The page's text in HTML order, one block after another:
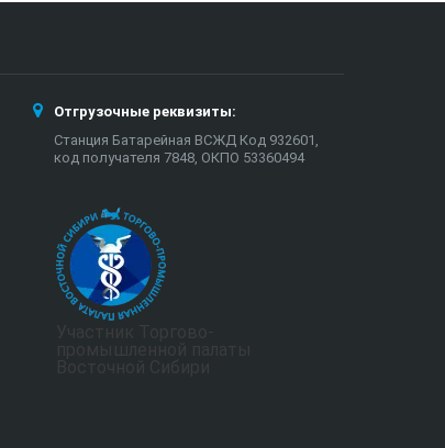
Отгрузочные реквизиты:
Станция Батарейная ВСЖД Код 932601,
код получателя 7848, ОКПО 53360494
Участник Торгово-
промышленной палаты
Восточной Сибири